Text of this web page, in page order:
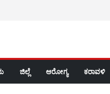
ಜಿಲ್ಲೆ ಆರೋಗ್ಯ ಕರಾವಳಿ